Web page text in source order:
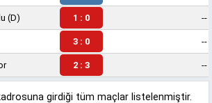
(D) 1 : 0 --
3 : 0 --
2 : 3 --
girdiği tüm maçlar listelenmiştir.